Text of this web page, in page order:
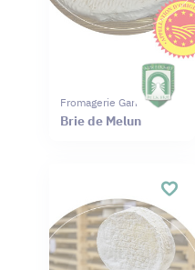
Fromagerie Ganot
Brie de Melun